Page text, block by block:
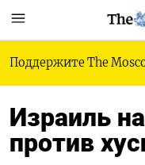
Поддержите The
Израиль
против